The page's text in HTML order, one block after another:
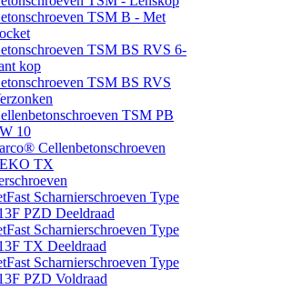
TSM B - Met
TSM BS RVS 6-
kop
TSM BS RVS
TSM PB
10
Cellenbetonschroeven
TX
Scharnierschroeven Type
PZD Deeldraad
Scharnierschroeven Type
TX Deeldraad
Scharnierschroeven Type
PZD Voldraad